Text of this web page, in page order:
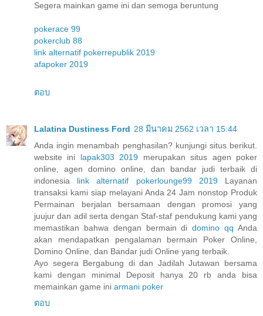
Segera mainkan game ini dan semoga beruntung
pokerace 99
pokerclub 88
link alternatif pokerrepublik 2019
afapoker 2019
ตอบ
Lalatina Dustiness Ford 28 มีนาคม 2562 เวลา 15:44
Anda ingin menambah penghasilan? kunjungi situs berikut.
website ini lapak303 2019 merupakan situs agen poker
online, agen domino online, dan bandar judi terbaik di
indonesia link alternatif pokerlounge99 2019Layanan
transaksi kami siap melayani Anda 24 Jam nonstop Produk
Permainan berjalan bersamaan dengan promosi yang
juujur dan adil serta dengan Staf-staf pendukung kami yang
memastikan bahwa dengan bermain didomino qq Anda
akan mendapatkan pengalaman bermain Poker Online,
Domino Online, dan Bandar judi Online yang terbaik.
Ayo segera Bergabung di dan Jadilah Jutawan bersama
kami dengan minimal Deposit hanya 20 rb anda bisa
memainkan game ini armani poker
ตอบ